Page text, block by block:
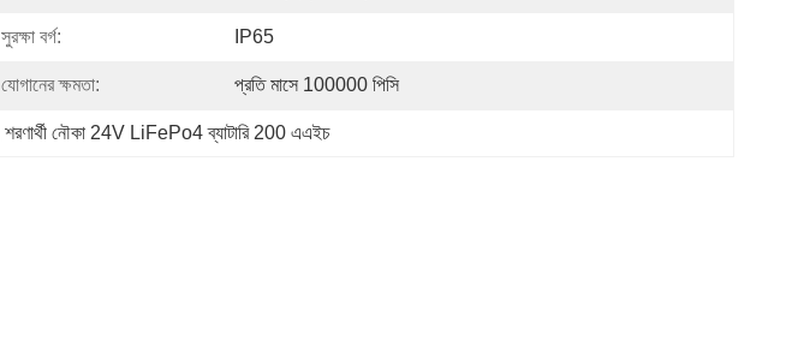
সুরক্ষা বর্গ: IP65
যোগানের ক্ষমতা: প্রতি মাসে 100000 পিসি
শরণার্থী নৌকা 24V LiFePo4 ব্যাটারি 200 এএইচ